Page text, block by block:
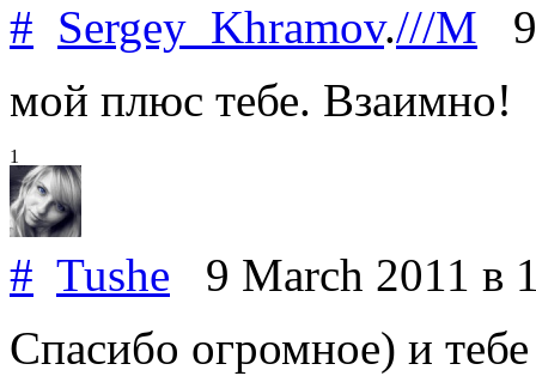
# Sergey_Khramov.///M
мой плюс тебе. Взаимно!
1
# Tushe 9 March 2011 в
Спасибо огромное) и